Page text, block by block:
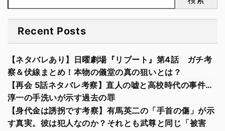
Recent Posts
【ネタバレあり】日曜劇場『リブート』第4話 ガチ考
察＆伏線まとめ！本物の儀堂の真の狙いとは？
【再会 5話ネタバレ考察】直人の嘘と高校時代の事件…
淳一の手洗いが示す過去の罪
【身代金は誘拐です考察】有馬英二の「手首の傷」が示
す真実。彼は犯人なのか？それとも武尊と同じ「被害